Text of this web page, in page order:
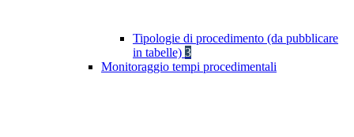
Tipologie di procedimento (da pubblicare
in tabelle) 3
Monitoraggio tempi procedimentali